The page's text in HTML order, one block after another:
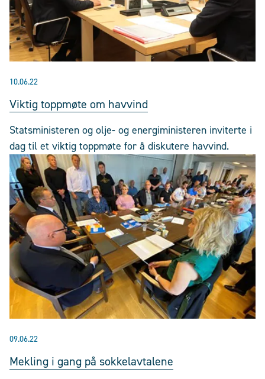
10.06.22
Viktig toppmøte om havvind
Statsministeren og olje- og energiministeren inviterte i
dag til et viktig toppmøte for å diskutere havvind.
09.06.22
Mekling i gang på sokkelavtalene